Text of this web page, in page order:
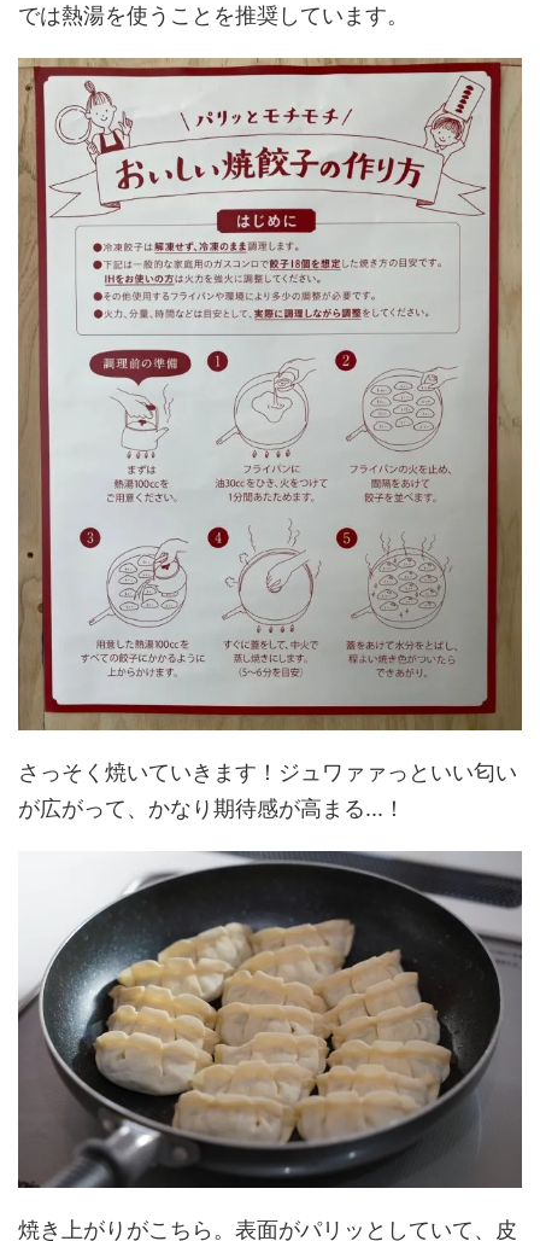
では熱湯を使うことを推奨しています。
さっそく焼いていきます！ジュワァァっといい匂い
が広がって、かなり期待感が高まる...！
焼き上がりがこちら。表面がパリッとしていて、皮